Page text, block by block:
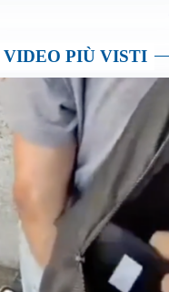
VIDEO PIÙ VISTI